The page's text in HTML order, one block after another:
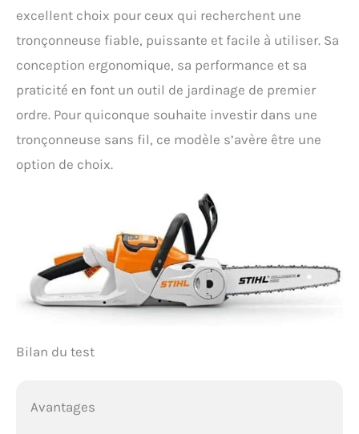
excellent choix pour ceux qui recherchent une
tronçonneuse fiable, puissante et facile à utiliser. Sa
conception ergonomique, sa performance et sa
praticité en font un outil de jardinage de premier
ordre. Pour quiconque souhaite investir dans une
tronçonneuse sans fil, ce modèle s’avère être une
option de choix.
Bilan du test
Avantages